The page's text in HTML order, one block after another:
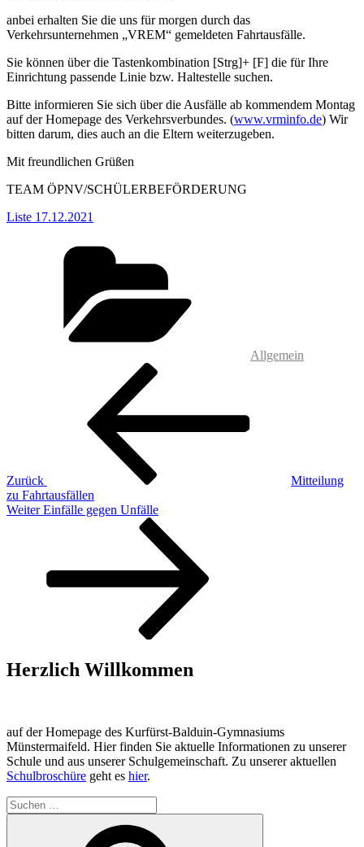
anbei erhalten Sie die uns für morgen durch das
Verkehrsunternehmen „VREM“ gemeldeten Fahrtausfälle.
Sie können über die Tastenkombination [Strg]+ [F] die für Ihre
Einrichtung passende Linie bzw. Haltestelle suchen.
Bitte informieren Sie sich über die Ausfälle ab kommendem Montag
auf der Homepage des Verkehrsverbundes. (www.vrminfo.de) Wir
bitten darum, dies auch an die Eltern weiterzugeben.
Mit freundlichen Grüßen
TEAM ÖPNV/SCHÜLERBEFÖRDERUNG
Liste 17.12.2021
Allgemein
Beitragsnavigation
Zurück
Mitteilung
zu Fahrtausfällen
Nächster
Weiter Einfälle gegen Unfälle
Herzlich Willkommen
auf der Homepage des Kurfürst-Balduin-Gymnasiums
Münstermaifeld. Hier finden Sie aktuelle Informationen zu unserer
Schule und aus unserer Schulgemeinschaft. Zu unserer aktuellen
Schulbroschüre geht es hier.
Suchen
nach: